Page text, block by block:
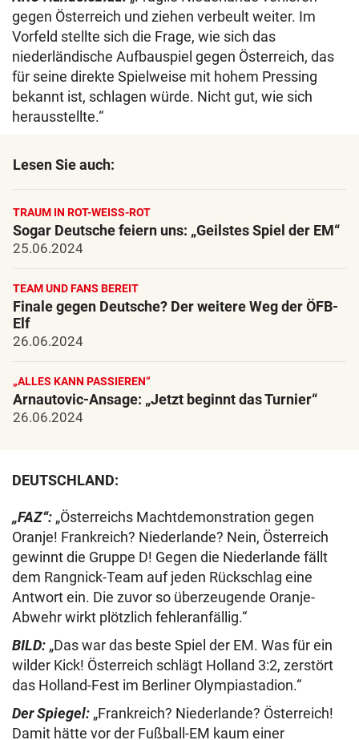
gegen Österreich und ziehen verbeult weiter. Im
Vorfeld stellte sich die Frage, wie sich das
niederländische Aufbauspiel gegen Österreich, das
für seine direkte Spielweise mit hohem Pressing
bekannt ist, schlagen würde. Nicht gut, wie sich
herausstellte.“
Lesen Sie auch:
TRAUM IN ROT-WEISS-ROT
Sogar Deutsche feiern uns: „Geilstes Spiel der EM“
25.06.2024
TEAM UND FANS BEREIT
Finale gegen Deutsche? Der weitere Weg der ÖFB-
Elf
26.06.2024
„ALLES KANN PASSIEREN“
Arnautovic-Ansage: „Jetzt beginnt das Turnier“
26.06.2024
DEUTSCHLAND:
„FAZ“: „Österreichs Machtdemonstration gegen
Oranje! Frankreich? Niederlande? Nein, Österreich
gewinnt die Gruppe D! Gegen die Niederlande fällt
dem Rangnick-Team auf jeden Rückschlag eine
Antwort ein. Die zuvor so überzeugende Oranje-
Abwehr wirkt plötzlich fehleranfällig.“
BILD: „Das war das beste Spiel der EM. Was für ein
wilder Kick! Österreich schlägt Holland 3:2, zerstört
das Holland-Fest im Berliner Olympiastadion.“
Der Spiegel: „Frankreich? Niederlande? Österreich!
Damit hätte vor der Fußball-EM kaum einer